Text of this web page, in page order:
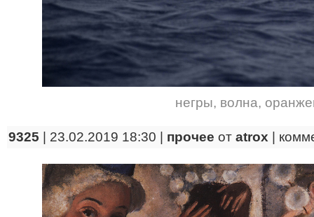
негры, волна,
9325 | 23.02.2019 18:30 | прочее от atrox